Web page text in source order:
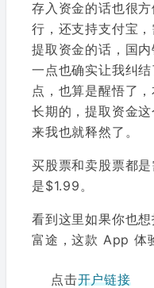
存入资金的话也很
行，还支持支付宝
提取资金的话，国
一点也确实让我纠
点，也算是醒悟了
长期的，提取资金
来我也就释然了。
买股票和卖股票都
是$1.99。
看到这里如果你也
富途，这款 App 体
点击开户链接